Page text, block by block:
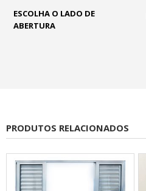
ESCOLHA O LADO DE
ABERTURA
PRODUTOS RELACIONADOS